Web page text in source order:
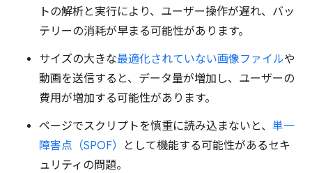
トの解析と実行により、ユーザー操作が遅れ、バッ
テリーの消耗が早まる可能性があります。
サイズの大きな最適化されていない画像ファイルや
動画を送信すると、データ量が増加し、ユーザーの
費用が増加する可能性があります。
ページでスクリプトを慎重に読み込まないと、 単一
障害点（SPOF）
として機能する可能性があるセキ
ュリティの問題。